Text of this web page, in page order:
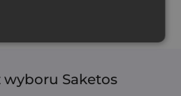
wyboru Saketos